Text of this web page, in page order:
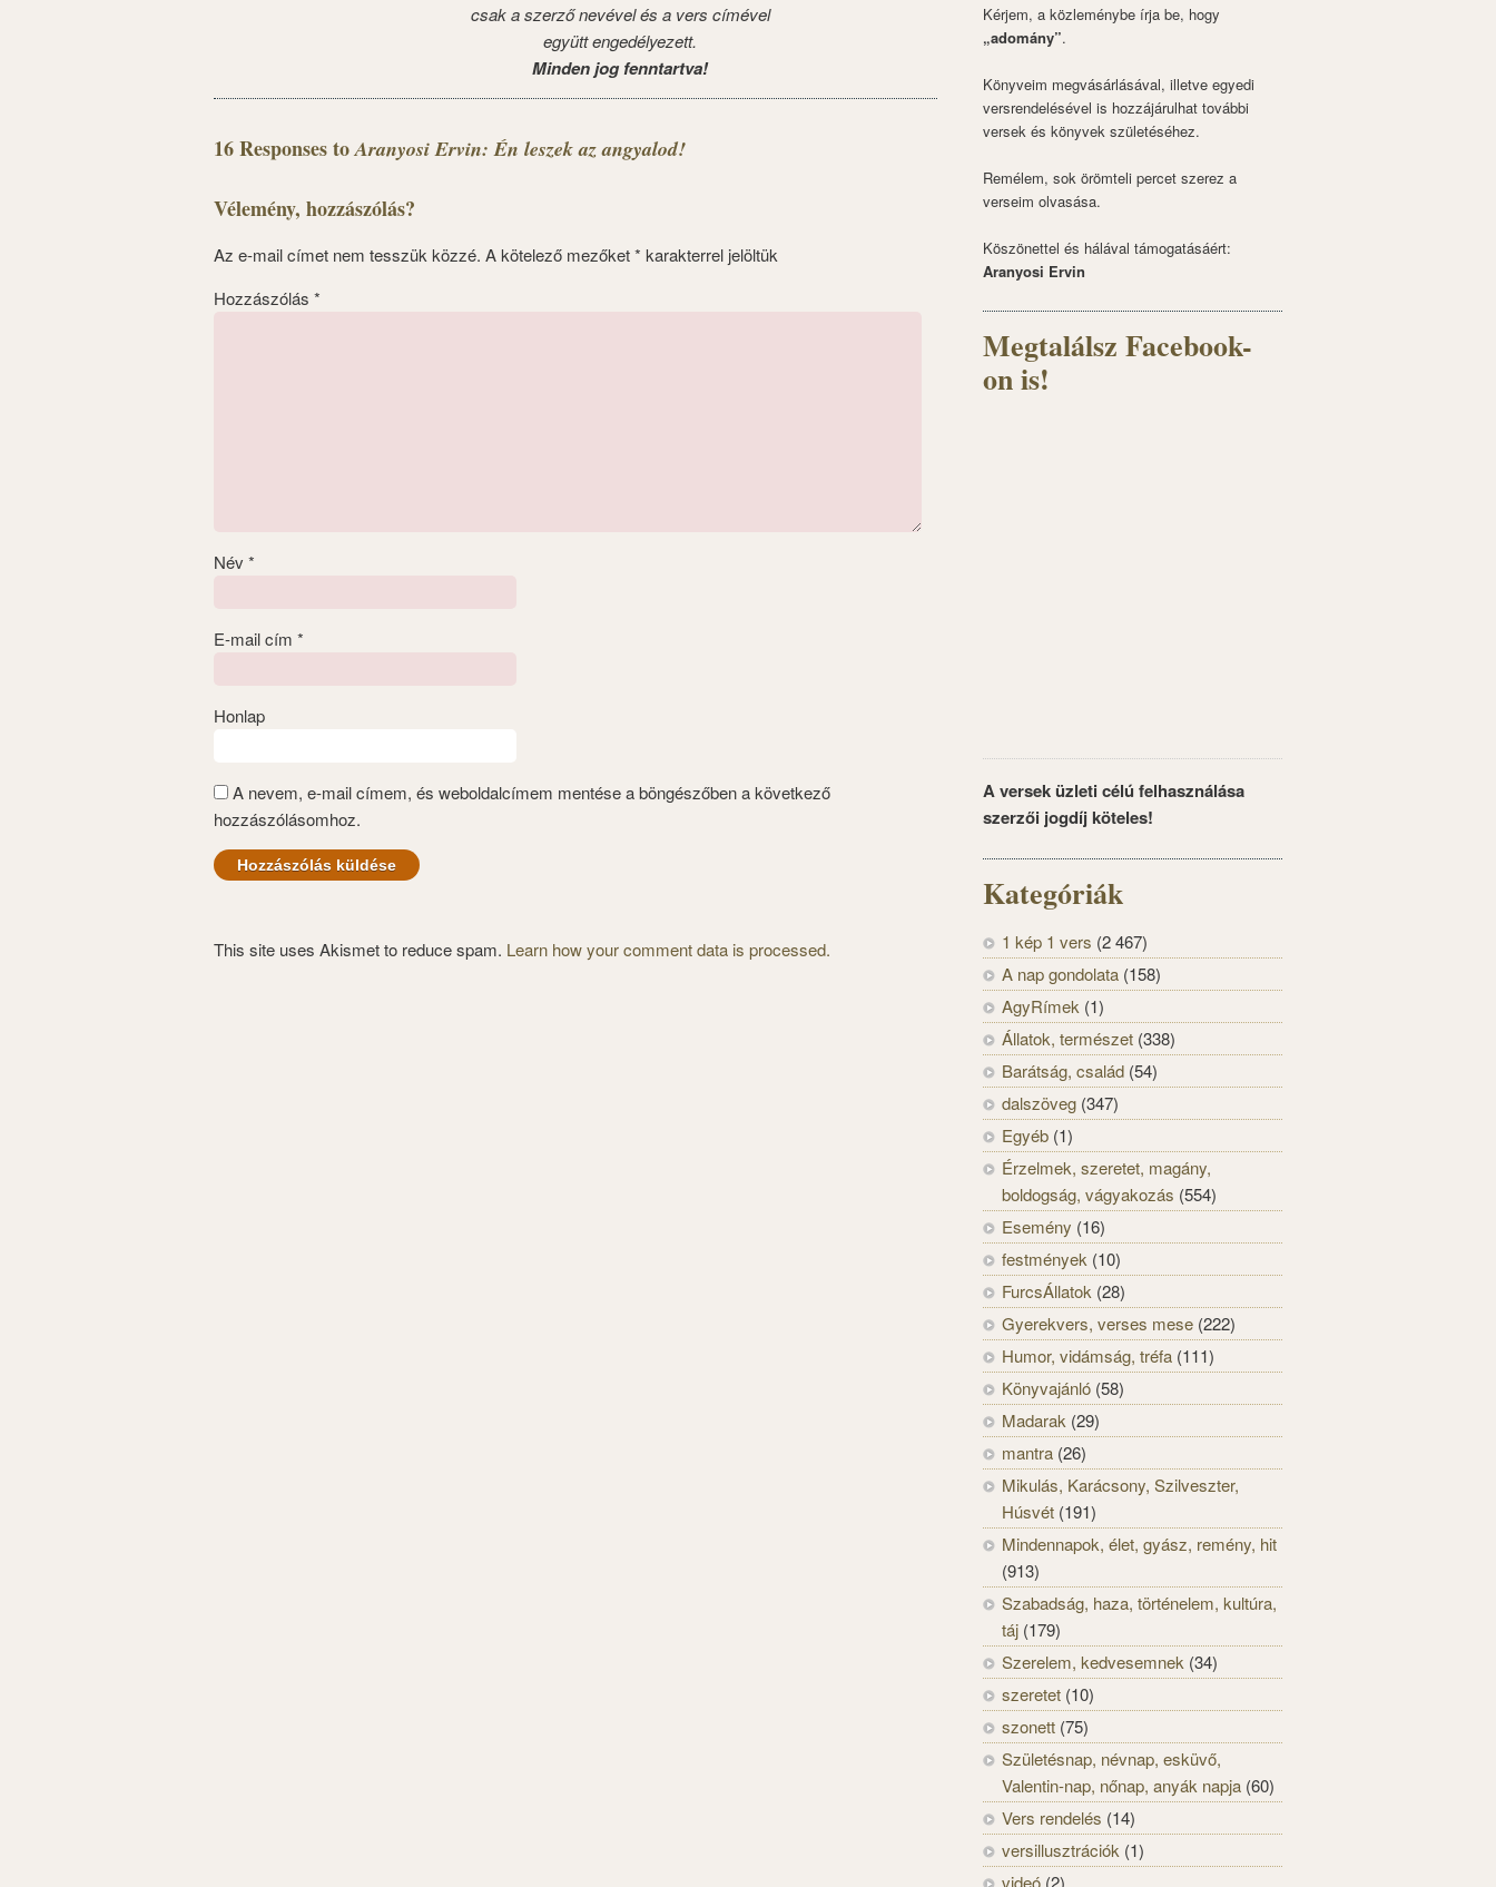
csak a szerző nevével és a vers címével
együtt engedélyezett.
Minden jog fenntartva!
16 Responses toAranyosi Ervin: Én leszek az angyalod!
Vélemény, hozzászólás?
Az e-mail címet nem tesszük közzé. A kötelező mezőket* karakterrel jelöltük
Hozzászólás *
Név *
E-mail cím *
Honlap
A nevem, e-mail címem, és weboldalcímem mentése a böngészőben a következő
hozzászólásomhoz.
This site uses Akismet to reduce spam. Learn how your comment data is processed.
Kérjem, a közleménybe írja be, hogy
„adomány”.
Könyveim megvásárlásával, illetve egyedi
versrendelésével is hozzájárulhat további
versek és könyvek születéséhez.
Remélem, sok örömteli percet szerez a
verseim olvasása.
Köszönettel és hálával támogatásáért:
Aranyosi Ervin
Megtalálsz Facebook-
on is!
A versek üzleti célú felhasználása
szerzői jogdíj köteles!
Kategóriák
1 kép 1 vers (2 467)
A nap gondolata (158)
AgyRímek (1)
Állatok, természet (338)
Barátság, család (54)
dalszöveg (347)
Egyéb (1)
Érzelmek, szeretet, magány,
boldogság, vágyakozás (554)
Esemény (16)
festmények (10)
FurcsÁllatok (28)
Gyerekvers, verses mese (222)
Humor, vidámság, tréfa (111)
Könyvajánló (58)
Madarak (29)
mantra (26)
Mikulás, Karácsony, Szilveszter,
Húsvét (191)
Mindennapok, élet, gyász, remény, hit
(913)
Szabadság, haza, történelem, kultúra,
táj (179)
Szerelem, kedvesemnek (34)
szeretet (10)
szonett (75)
Születésnap, névnap, esküvő,
Valentin-nap, nőnap, anyák napja (60)
Vers rendelés (14)
versillusztrációk (1)
videó (2)